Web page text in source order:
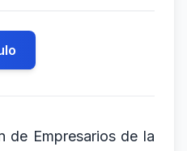
de Empresarios de la